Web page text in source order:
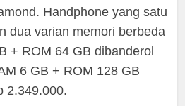
Handphone yang satu
dua varian memori berbeda
+ ROM 64 GB dibanderol
6 GB + ROM 128 GB
2.349.000.